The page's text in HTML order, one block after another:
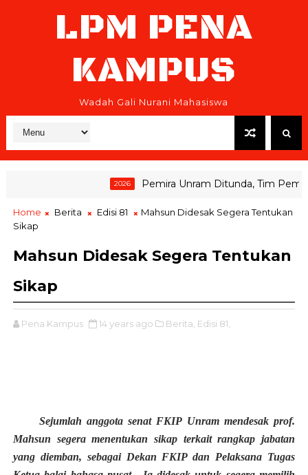
LPM PENA
KAMPUS
Wadah Gali Nurani Mahasiswa
Pemira Unram Ditunda, Tim
Home Berita Edisi 81
Mahsun Didesak Segera Tentukan
Sikap
Mahsun Didesak Segera Tentukan
Sikap
Pena Kampus 14 years ago Berita, Edisi 81,
Sejumlah anggota senat FKIP Unram mendesak prof.
Mahsun segera menentukan sikap terkait rangkap jabatan
yang diemban, sebagai Dekan FKIP dan Pelaksana Tugas